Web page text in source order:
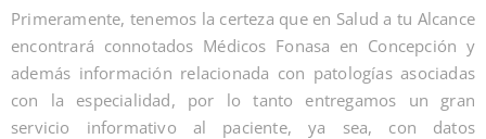
Primeramente, tenemos la certeza que en Salud a tu Alcance
encontrará connotados Médicos Fonasa en Concepción y
además información relacionada con patologías asociadas
con la especialidad, por lo tanto entregamos un gran
servicio informativo al paciente, ya sea, con datos